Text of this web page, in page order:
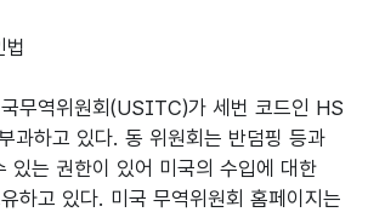
법
무역위원회(USITC)가 세번 코드인 HS
과하고 있다. 동 위원회는 반덤핑 등과
있는 권한이 있어 미국의 수입에 대한
하고 있다. 미국 무역위원회 홈페이지는